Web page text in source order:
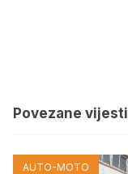
Povezane vijesti
AUTO-MOTO